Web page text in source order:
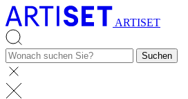
ARTISET
Suchen